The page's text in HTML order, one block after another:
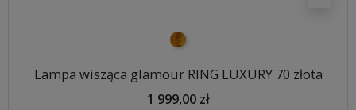
złoty
Lampa wisząca glamour RING LUXURY 70 złota
1 999,00 zł